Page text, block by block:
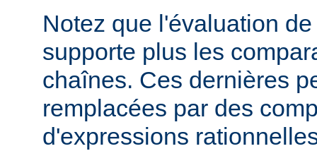
Notez que l'évaluation
supporte plus les
chaînes. Ces dernières
remplacées par des
d'expressions